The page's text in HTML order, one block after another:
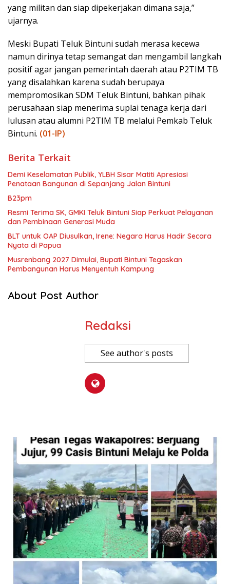
yang militan dan siap dipekerjakan dimana saja,”
ujarnya.
Meski Bupati Teluk Bintuni sudah merasa kecewa
namun dirinya tetap semangat dan mengambil langkah
positif agar jangan pemerintah daerah atau P2TIM TB
yang disalahkan karena sudah berupaya
mempromosikan SDM Teluk Bintuni, bahkan pihak
perusahaan siap menerima suplai tenaga kerja dari
lulusan atau alumni P2TIM TB melalui Pemkab Teluk
Bintuni. (01-IP)
Berita Terkait
Demi Keselamatan Publik, YLBH Sisar Matiti Apresiasi
Penataan Bangunan di Sepanjang Jalan Bintuni
B23pm
Resmi Terima SK, GMKI Teluk Bintuni Siap Perkuat Pelayanan
dan Pembinaan Generasi Muda
BLT untuk OAP Diusulkan, Irene: Negara Harus Hadir Secara
Nyata di Papua
Musrenbang 2027 Dimulai, Bupati Bintuni Tegaskan
Pembangunan Harus Menyentuh Kampung
About Post Author
Redaksi
See author's posts